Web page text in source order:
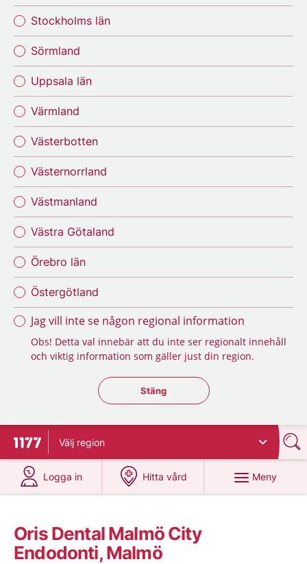
Stockholms län
Sörmland
Uppsala län
Värmland
Västerbotten
Västernorrland
Västmanland
Västra Götaland
Örebro län
Östergötland
Jag vill inte se någon regional information
Obs! Detta val innebär att du inte ser regionalt innehåll
och viktig information som gäller just din region.
Stäng regionsväljaren
Stäng
Till startsidan för 1177
Välj region
Logga in
på 1177.se
Hitta vård
på 1177.se
Meny
Oris Dental Malmö City
Endodonti, Malmö